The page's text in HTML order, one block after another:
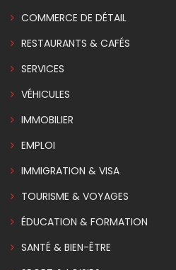
COMMERCE DE DÉTAIL
RESTAURANTS & CAFÉS
SERVICES
VÉHICULES
IMMOBILIER
EMPLOI
IMMIGRATION & VISA
TOURISME & VOYAGES
ÉDUCATION & FORMATION
SANTÉ & BIEN-ÊTRE